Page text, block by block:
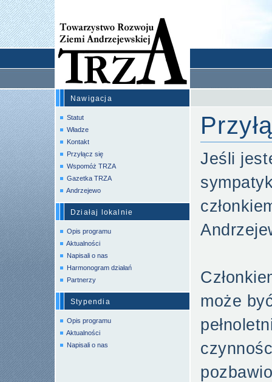
Nawigacja
Statut
Władze
Kontakt
Przyłącz się
Wspomóż TRZA
Gazetka TRZA
Andrzejewo
Działaj lokalnie
Opis programu
Aktualności
Napisali o nas
Harmonogram działań
Partnerzy
Stypendia
Opis programu
Aktualności
Napisali o nas
Jeśli
może